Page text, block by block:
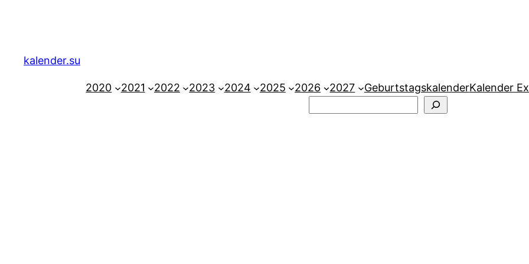
kalender.su
2020 2021 2022 2023 2024 2025 2026 2027 GeburtstagskalenderKalender